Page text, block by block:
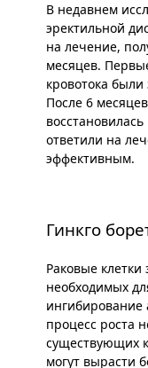
В недавнем
эректильной
на лечение,
месяцев.
кровотока
После 6
ответили на
эффективным.
Гинкго
Раковые клетки
необходимых
ингибирование
процесс роста
существующих
могут вырасти